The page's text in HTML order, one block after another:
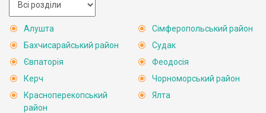
Алушта
Бахчисарайський район
Євпаторія
Керч
Красноперекопський
район
Сімферопольський район
Судак
Феодосія
Чорноморський район
Ялта